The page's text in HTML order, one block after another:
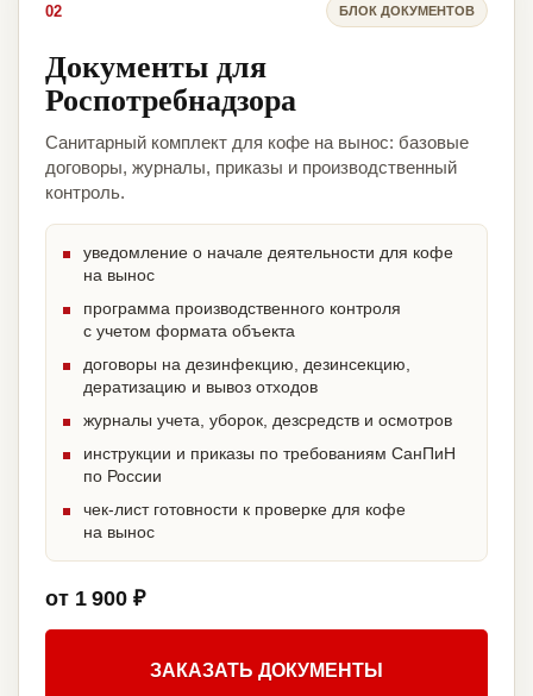
02 БЛОК ДОКУМЕНТОВ
Документы для
Роспотребнадзора
Санитарный комплект для кофе на вынос: базовые
договоры, журналы, приказы и производственный
контроль.
уведомление о начале деятельности для кофе
на вынос
программа производственного контроля
с учетом формата объекта
договоры на дезинфекцию, дезинсекцию,
дератизацию и вывоз отходов
журналы учета, уборок, дезсредств и осмотров
инструкции и приказы по требованиям СанПиН
по России
чек-лист готовности к проверке для кофе
на вынос
от 1 900 ₽
ЗАКАЗАТЬ ДОКУМЕНТЫ